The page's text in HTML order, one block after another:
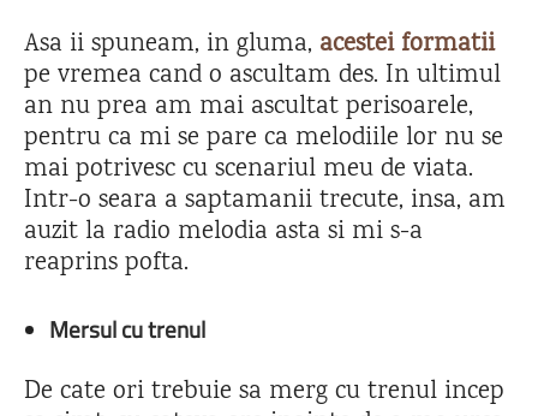
Asa ii spuneam, in gluma, acestei formatii
pe vremea cand o ascultam des. In ultimul
an nu prea am mai ascultat perisoarele,
pentru ca mi se pare ca melodiile lor nu se
mai potrivesc cu scenariul meu de viata.
Intr-o seara a saptamanii trecute, insa, am
auzit la radio melodia asta si mi s-a
reaprins pofta.
Mersul cu trenul
De cate ori trebuie sa merg cu trenul incep